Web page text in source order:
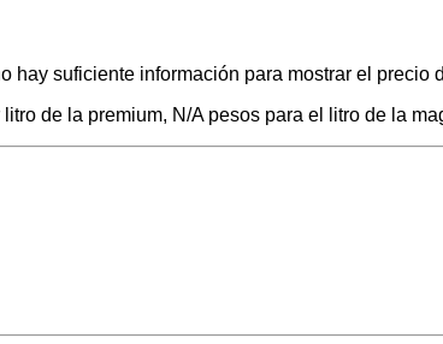
suficiente información para mostrar el precio
de la premium, N/A pesos para el litro de la